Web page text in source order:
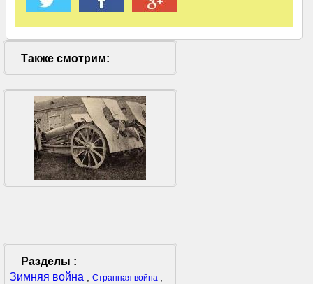
Также смотрим:
Разделы :
Зимняя война
Странная война